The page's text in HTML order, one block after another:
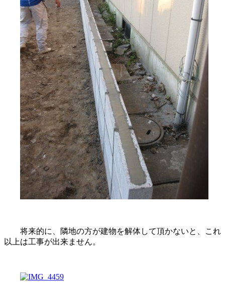
将来的に、隣地の方が建物を解体して頂かないと、これ
以上は工事が出来ません。